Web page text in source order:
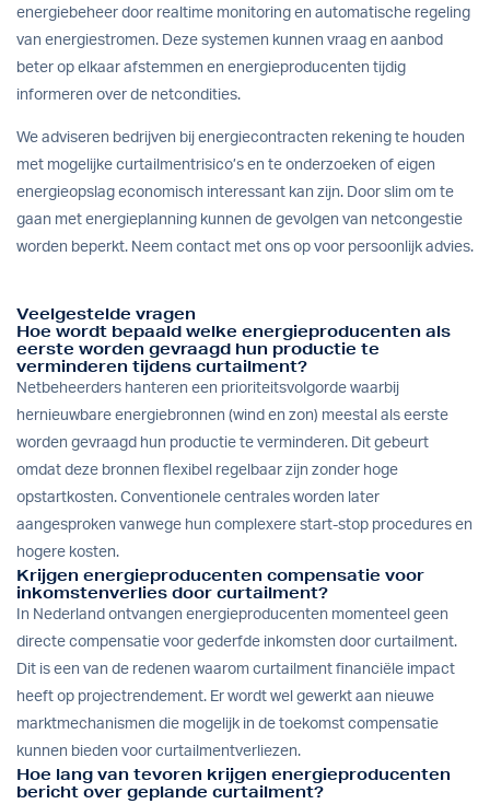
energiebeheer door realtime monitoring en automatische regeling
van energiestromen. Deze systemen kunnen vraag en aanbod
beter op elkaar afstemmen en energieproducenten tijdig
informeren over de netcondities.
We adviseren bedrijven bij energiecontracten rekening te houden
met mogelijke curtailmentrisico’s en te onderzoeken of eigen
energieopslag economisch interessant kan zijn. Door slim om te
gaan met energieplanning kunnen de gevolgen van netcongestie
worden beperkt. Neem contact met ons op voor persoonlijk advies.
Veelgestelde vragen
Hoe wordt bepaald welke energieproducenten als
eerste worden gevraagd hun productie te
verminderen tijdens curtailment?
Netbeheerders hanteren een prioriteitsvolgorde waarbij
hernieuwbare energiebronnen (wind en zon) meestal als eerste
worden gevraagd hun productie te verminderen. Dit gebeurt
omdat deze bronnen flexibel regelbaar zijn zonder hoge
opstartkosten. Conventionele centrales worden later
aangesproken vanwege hun complexere start-stop procedures en
hogere kosten.
Krijgen energieproducenten compensatie voor
inkomstenverlies door curtailment?
In Nederland ontvangen energieproducenten momenteel geen
directe compensatie voor gederfde inkomsten door curtailment.
Dit is een van de redenen waarom curtailment financiële impact
heeft op projectrendement. Er wordt wel gewerkt aan nieuwe
marktmechanismen die mogelijk in de toekomst compensatie
kunnen bieden voor curtailmentverliezen.
Hoe lang van tevoren krijgen energieproducenten
bericht over geplande curtailment?